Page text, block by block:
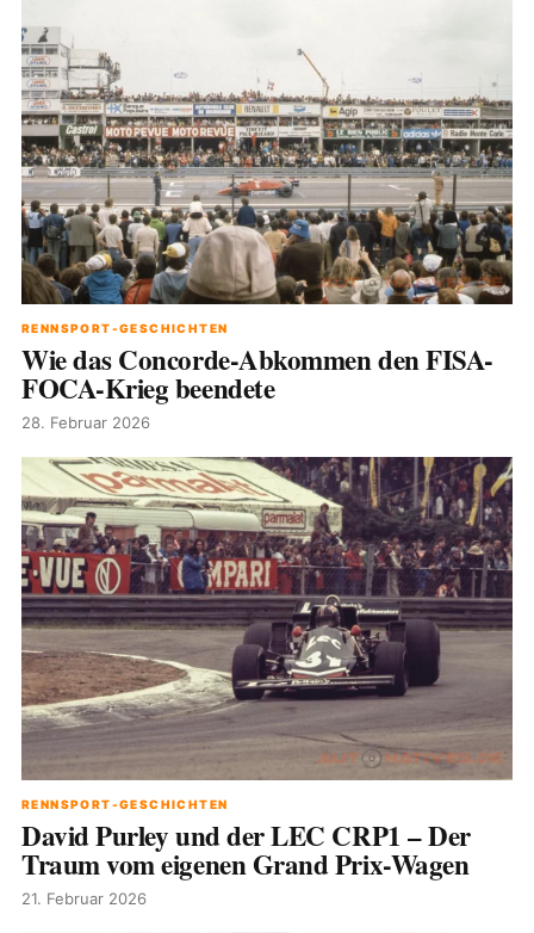
RENNSPORT-GESCHICHTEN
Wie das Concorde-Abkommen den FISA-
FOCA-Krieg beendete
28. Februar 2026
RENNSPORT-GESCHICHTEN
David Purley und der LEC CRP1 – Der
Traum vom eigenen Grand Prix-Wagen
21. Februar 2026